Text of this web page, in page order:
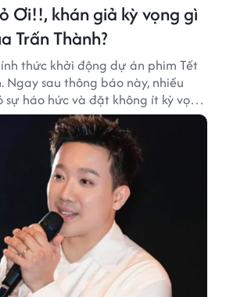
Ơi!!, khán giả kỳ vọng gì
Trấn Thành?
thức khởi động dự án phim Tết
Ngay sau thông báo này, nhiều
háo hức và đặt không ít kỳ vọng
Trấn Thành.